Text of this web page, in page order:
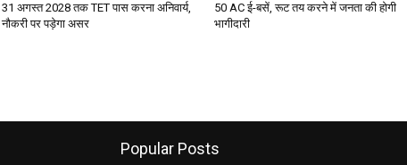
31 अगस्त 2028 तक TET पास करना अनिवार्य,
नौकरी पर पड़ेगा असर
50 AC ई-बसें, रूट तय करने में जनता की होगी
भागीदारी
Popular Posts